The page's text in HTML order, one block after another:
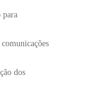
para
dos